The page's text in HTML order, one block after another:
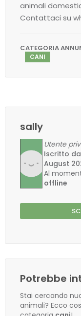
animali
Contattaci su
CATEGORIA
CANI
sally
Utente
Iscritto da
August
Al
offline
Potrebbe
Stai cercando
animali? Ecco